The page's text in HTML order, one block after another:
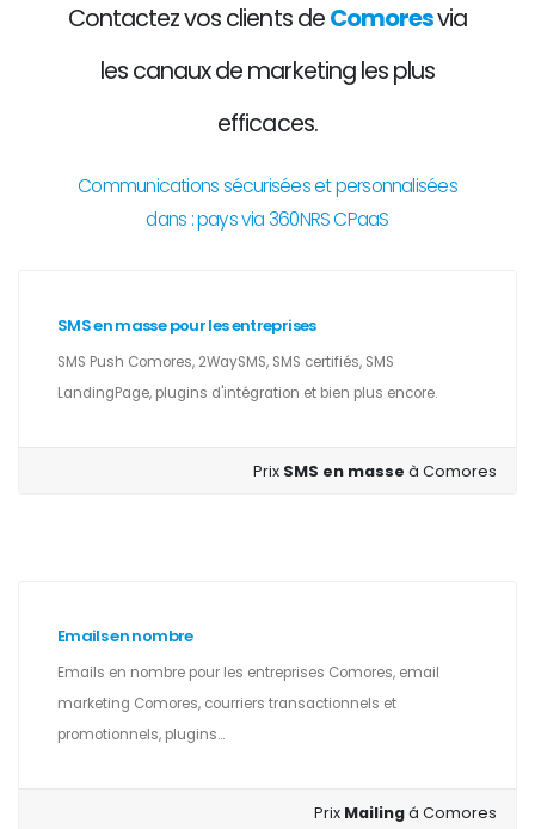
Contactez vos clients deComoresvia
les canaux de marketing les plus
efficaces.
Communications sécurisées et personnalisées
dans : pays via 360NRS CPaaS
SMS en masse pour les entreprises
SMS Push Comores, 2WaySMS, SMS certifiés, SMS
LandingPage, plugins d'intégration et bien plus encore.
Prix SMS en masseà Comores
Emails en nombre
Emails en nombre pour les entreprises Comores, email
marketing Comores, courriers transactionnels et
promotionnels, plugins...
Prix Mailingá Comores